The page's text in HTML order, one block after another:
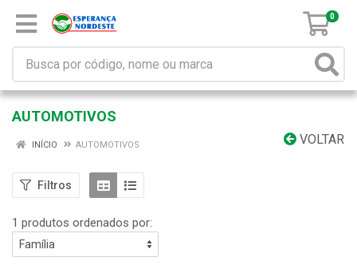
0
AUTOMOTIVOS
VOLTAR
INÍCIO AUTOMOTIVOS
Filtros
1 produtos ordenados por: